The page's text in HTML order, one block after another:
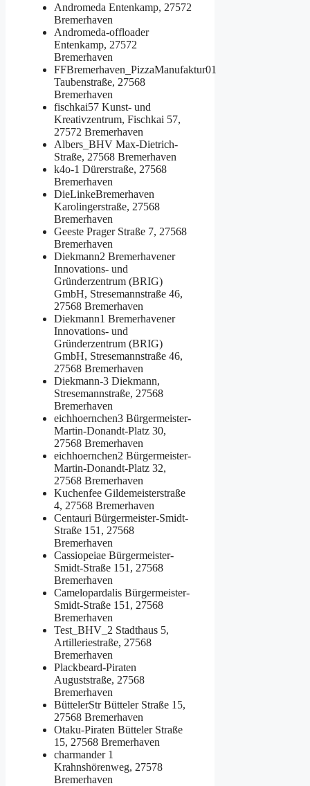
Andromeda Entenkamp, 27572
Bremerhaven
Andromeda-offloader
Entenkamp, 27572
Bremerhaven
FFBremerhaven_PizzaManufaktur01
Taubenstraße, 27568
Bremerhaven
fischkai57 Kunst- und
Kreativzentrum, Fischkai 57,
27572 Bremerhaven
Albers_BHV Max-Dietrich-
Straße, 27568 Bremerhaven
k4o-1 Dürerstraße, 27568
Bremerhaven
DieLinkeBremerhaven
Karolingerstraße, 27568
Bremerhaven
Geeste Prager Straße 7, 27568
Bremerhaven
Diekmann2 Bremerhavener
Innovations- und
Gründerzentrum (BRIG)
GmbH, Stresemannstraße 46,
27568 Bremerhaven
Diekmann1 Bremerhavener
Innovations- und
Gründerzentrum (BRIG)
GmbH, Stresemannstraße 46,
27568 Bremerhaven
Diekmann-3 Diekmann,
Stresemannstraße, 27568
Bremerhaven
eichhoernchen3 Bürgermeister-
Martin-Donandt-Platz 30,
27568 Bremerhaven
eichhoernchen2 Bürgermeister-
Martin-Donandt-Platz 32,
27568 Bremerhaven
Kuchenfee Gildemeisterstraße
4, 27568 Bremerhaven
Centauri Bürgermeister-Smidt-
Straße 151, 27568
Bremerhaven
Cassiopeiae Bürgermeister-
Smidt-Straße 151, 27568
Bremerhaven
Camelopardalis Bürgermeister-
Smidt-Straße 151, 27568
Bremerhaven
Test_BHV_2 Stadthaus 5,
Artilleriestraße, 27568
Bremerhaven
Plackbeard-Piraten
Auguststraße, 27568
Bremerhaven
BüttelerStrBütteler Straße 15,
27568 Bremerhaven
Otaku-Piraten Bütteler Straße
15, 27568 Bremerhaven
charmander 1
Krahnshörenweg, 27578
Bremerhaven